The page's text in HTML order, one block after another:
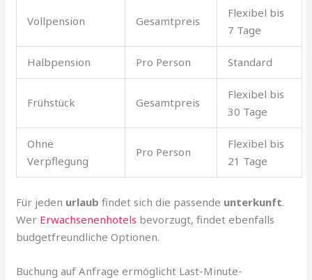
Vollpension Gesamtpreis
Flexibel bis
7 Tage
Halbpension Pro Person Standard
Frühstück Gesamtpreis
Flexibel bis
30 Tage
Ohne
Verpflegung
Pro Person
Flexibel bis
21 Tage
Für jeden urlaub findet sich die passende unterkunft.
Wer Erwachsenenhotels bevorzugt, findet ebenfalls
budgetfreundliche Optionen.
Buchung auf Anfrage ermöglicht Last-Minute-